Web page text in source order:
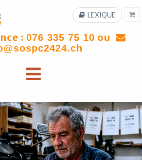
: 076 335 75 10 ou
LEXIQUE